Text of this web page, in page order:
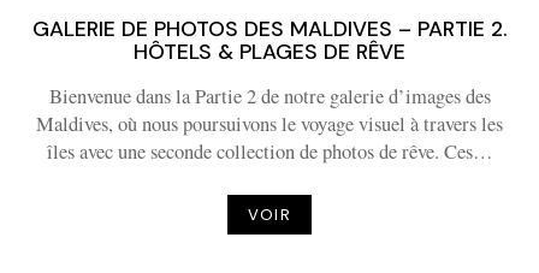
GALERIE DE PHOTOS DES MALDIVES – PARTIE 2.
HÔTELS & PLAGES DE RÊVE
Bienvenue dans la Partie 2 de notre galerie d’images des
Maldives, où nous poursuivons le voyage visuel à travers les
îles avec une seconde collection de photos de rêve. Ces…
VOIR